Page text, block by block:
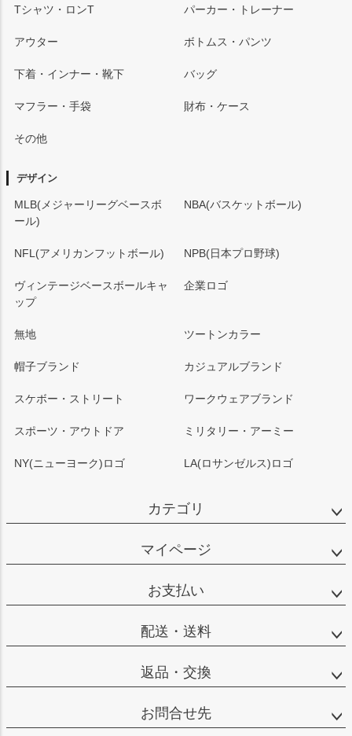
Tシャツ・ロンT パーカー・トレーナー
アウター ボトムス・パンツ
下着・インナー・靴下 バッグ
マフラー・手袋 財布・ケース
その他
デザイン
MLB(メジャーリーグベースボ
ール)
NBA(バスケットボール)
NFL(アメリカンフットボール) NPB(日本プロ野球)
ヴィンテージベースボールキャ
ップ
企業ロゴ
無地 ツートンカラー
帽子ブランド カジュアルブランド
スケボー・ストリート ワークウェアブランド
スポーツ・アウトドア ミリタリー・アーミー
NY(ニューヨーク)ロゴ LA(ロサンゼルス)ロゴ
カテゴリ
マイページ
お支払い
配送・送料
返品・交換
お問合せ先